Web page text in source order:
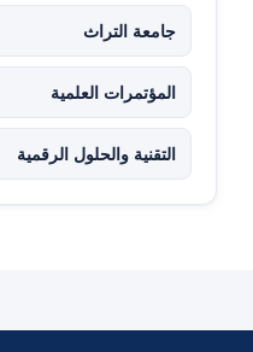
جامعة التراث
المؤتمرات العلمية
التقنية والحلول الرقمية